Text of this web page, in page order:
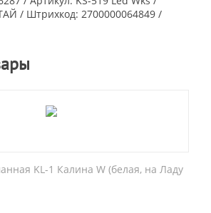
/ Штрихкод: 2700000064849 /
KL-1 Калина W (белая, на Ладу